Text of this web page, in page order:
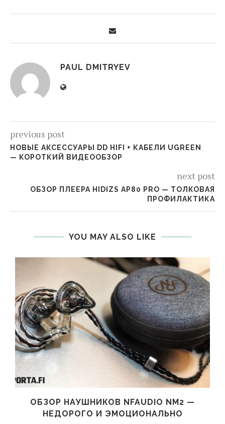
PAUL DMITRYEV
previous post
НОВЫЕ АКСЕССУАРЫ DD HIFI + КАБЕЛИ UGREEN
— КОРОТКИЙ ВИДЕООБЗОР
next post
ОБЗОР ПЛЕЕРА HIDIZS AP80 PRO — ТОЛКОВАЯ
ПРОФИЛАКТИКА
YOU MAY ALSO LIKE
ОБЗОР НАУШНИКОВ NFAUDIO NM2 —
НЕДОРОГО И ЭМОЦИОНАЛЬНО